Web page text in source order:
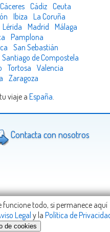
Cáceres Cádiz Ceuta
Ibiza La Coruña
Lérida Madrid Málaga
Pamplona
San Sebastián
Santiago de Compostela
Tortosa Valencia
Zaragoza
viaje a España
Contacta con nosotros
-info@Viajeteca.com
funcione todo, si permanece aquí
Legaly la Política de
de cookies